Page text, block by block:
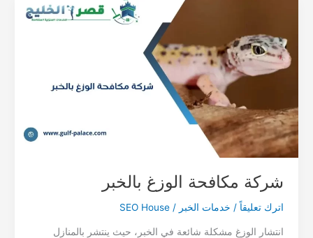
شركة مكافحة الوزغ بالخبر
اترك تعليقاً / خدمات الخبر /
SEO House
انتشار الوزغ مشكلة شائعة في الخبر، حيث ينتشر بالمنازل